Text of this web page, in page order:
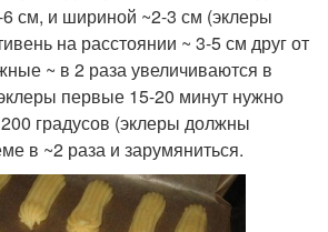
6 см, и шириной ~2-3 см (эклеры
на расстоянии ~ 3-5 см друг от
~ в 2 раза увеличиваются в
первые 15-20 минут нужно
градусов (эклеры должны
в ~2 раза и зарумяниться.